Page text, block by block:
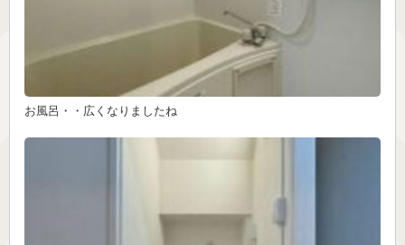
お風呂・・広くなりましたね